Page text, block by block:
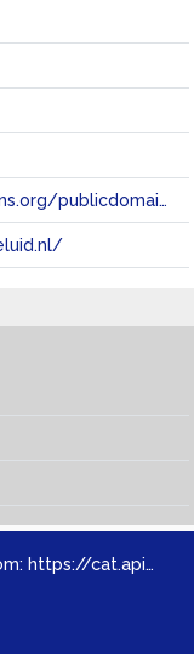
https://creativecommons.org/publicdomain/zero/1.0/
https://cat.apis.beeldengeluid.nl/sparql